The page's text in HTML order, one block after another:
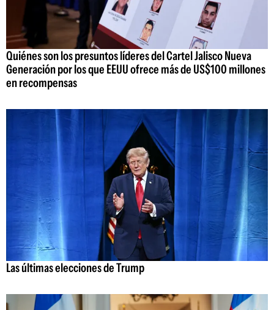
Quiénes son los presuntos líderes del Cartel Jalisco Nueva
Generación por los que EEUU ofrece más de US$100 millones
en recompensas
Las últimas elecciones de Trump